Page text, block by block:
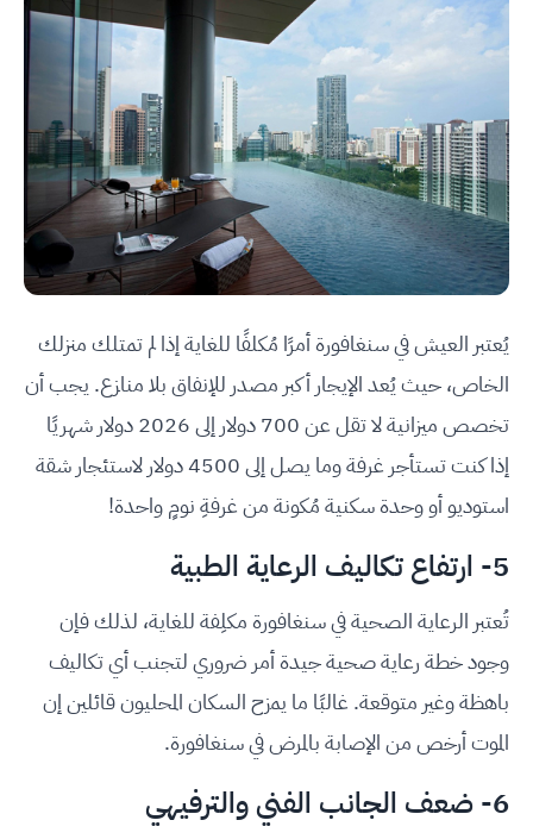
يُعتبر العيش في سنغافورة أمرًا مُكلفًا للغاية إذا لم تمتلك منزلك
الخاص، حيث يُعد الإيجار أكبر مصدر للإنفاق بلا منازع. يجب أن
تخصص ميزانية لا تقل عن 700 دولار إلى 2026 دولار شهريًا
إذا كنت تستأجر غرفة وما يصل إلى 4500 دولار لاستئجار شقة
استوديو أو وحدة سكنية مُكونة من غرفةِ نومٍ واحدة!
5- ارتفاع تكاليف الرعاية الطبية
تُعتبر الرعاية الصحية في سنغافورة مكلِفة للغاية، لذلك فإن
وجود خطة رعاية صحية جيدة أمر ضروري لتجنب أي تكاليف
باهظة وغير متوقعة. غالبًا ما يمزح السكان المحليون قائلين إن
الموت أرخص من الإصابة بالمرض في سنغافورة.
6- ضعف الجانب الفني والترفيهي